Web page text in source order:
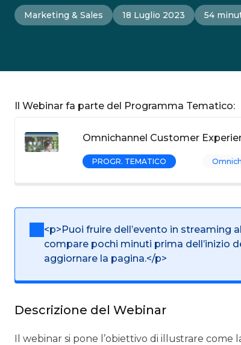
Marketing & Sales 18 Luglio 2023 54
Il Webinar fa parte del Programma Tematico:
Omnichannel Customer
PROGR. TEMATICO
<p>Puoi fruire dell’evento in streaming
compare pochi minuti prima dell’inizio
aggiornare la pagina.</p>
Descrizione del Webinar
Il webinar si pone l’obiettivo di illustrare come